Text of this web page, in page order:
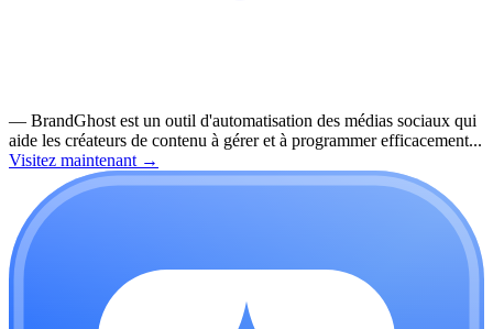
— BrandGhost est un outil d'automatisation des médias sociaux qui
aide les créateurs de contenu à gérer et à programmer efficacement...
Visitez maintenant →